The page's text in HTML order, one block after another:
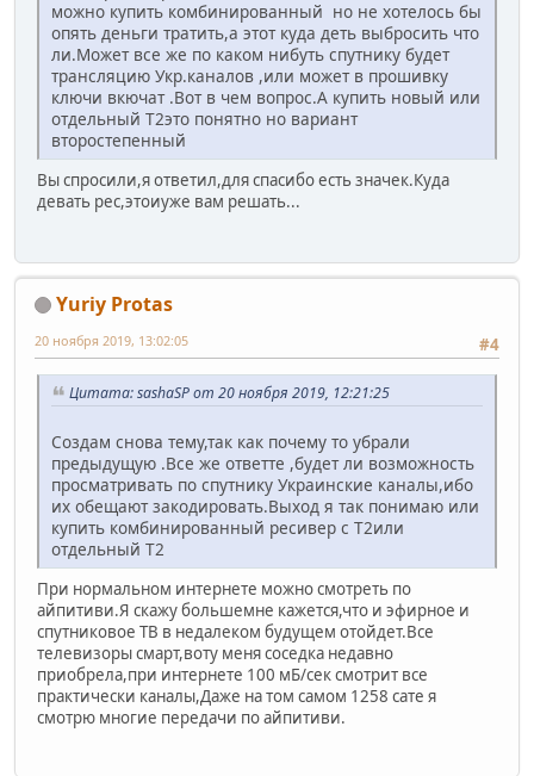
можно купить комбинированный но не хотелось бы
опять деньги тратить,а этот куда деть выбросить что
ли.Может все же по каком нибуть спутнику будет
трансляцию Укр.каналов ,или может в прошивку
ключи вкючат .Вот в чем вопрос.А купить новый или
отдельный Т2это понятно но вариант
второстепенный
Вы спросили,я ответил,для спасибо есть значек.Куда
девать рес,этоиуже вам решать...
Yuriy Protas
#4
20 ноября 2019, 13:02:05
Цитата: sashaSP от 20 ноября 2019, 12:21:25
Создам снова тему,так как почему то убрали
предыдущую .Все же ответте ,будет ли возможность
просматривать по спутнику Украинские каналы,ибо
их обещают закодировать.Выход я так понимаю или
купить комбинированный ресивер с Т2или
отдельный Т2
При нормальном интернете можно смотреть по
айпитиви.Я скажу большемне кажется,что и эфирное и
спутниковое ТВ в недалеком будущем отойдет.Все
телевизоры смарт,воту меня соседка недавно
приобрела,при интернете 100 мБ/сек смотрит все
практически каналы,Даже на том самом 1258 сате я
смотрю многие передачи по айпитиви.